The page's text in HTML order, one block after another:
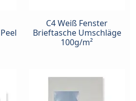
C4 Weiß Fenster
Brieftasche Umschläge
100g/m²